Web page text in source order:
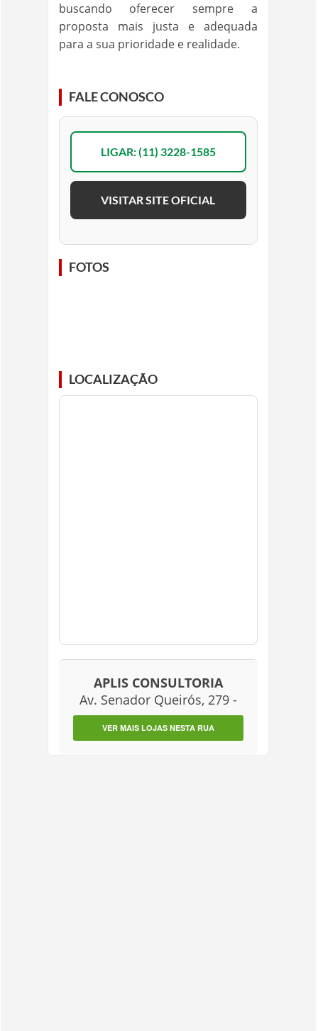
buscando oferecer sempre a
proposta mais justa e adequada
para a sua prioridade e realidade.
FALE CONOSCO
LIGAR: (11) 3228-1585
VISITAR SITE OFICIAL
FOTOS
LOCALIZAÇÃO
APLIS CONSULTORIA
Av. Senador Queirós, 279 -
VER MAIS LOJAS NESTA RUA